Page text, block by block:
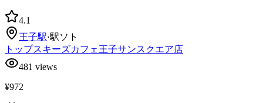
4.1
王子駅·駅ソト
トップスキーズカフェ王子サンスクエア店
481 views
¥972